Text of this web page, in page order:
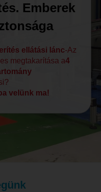
Emberek
ellátási lánc-Az
megtakarítása a4
velünk ma!